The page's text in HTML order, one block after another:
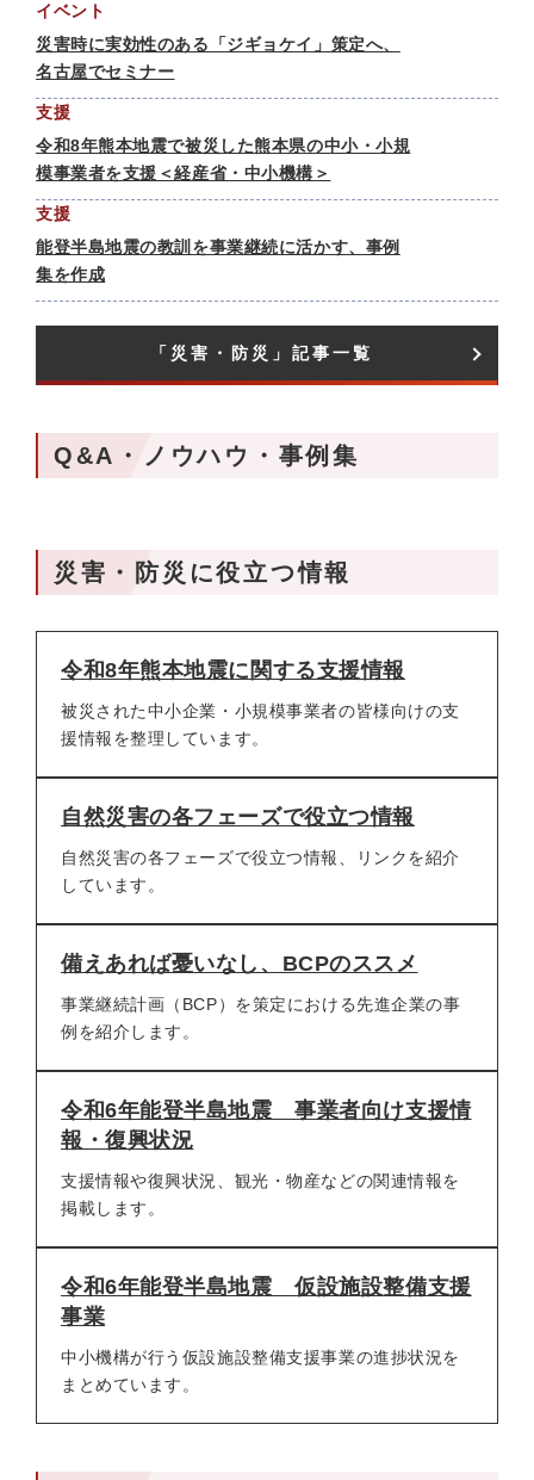
イベント
災害時に実効性のある「ジギョケイ」策定へ、
名古屋でセミナー
支援
令和8年熊本地震で被災した熊本県の中小・小規
模事業者を支援＜経産省・中小機構＞
支援
能登半島地震の教訓を事業継続に活かす、事例
集を作成
「災害・防災」記事一覧
Q&A・ノウハウ・事例集
災害・防災に役立つ情報
令和8年熊本地震に関する支援情報
被災された中小企業・小規模事業者の皆様向けの支
援情報を整理しています。
自然災害の各フェーズで役立つ情報
自然災害の各フェーズで役立つ情報、リンクを紹介
しています。
備えあれば憂いなし、BCPのススメ
事業継続計画（BCP）を策定における先進企業の事
例を紹介します。
令和6年能登半島地震 事業者向け支援情
報・復興状況
支援情報や復興状況、観光・物産などの関連情報を
掲載します。
令和6年能登半島地震 仮設施設整備支援
事業
中小機構が行う仮設施設整備支援事業の進捗状況を
まとめています。